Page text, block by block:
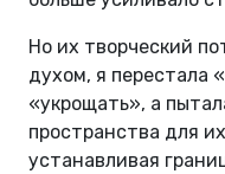
Но их творческий
духом, я перестала
«укрощать», а
пространства для
устанавливая